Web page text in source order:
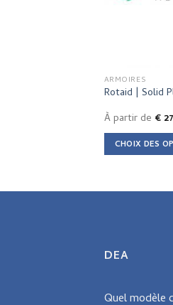
ARMOIRES
Rotaid | Solid
À partir de €
CHOIX DES
The
be
DEA
Quel modèle